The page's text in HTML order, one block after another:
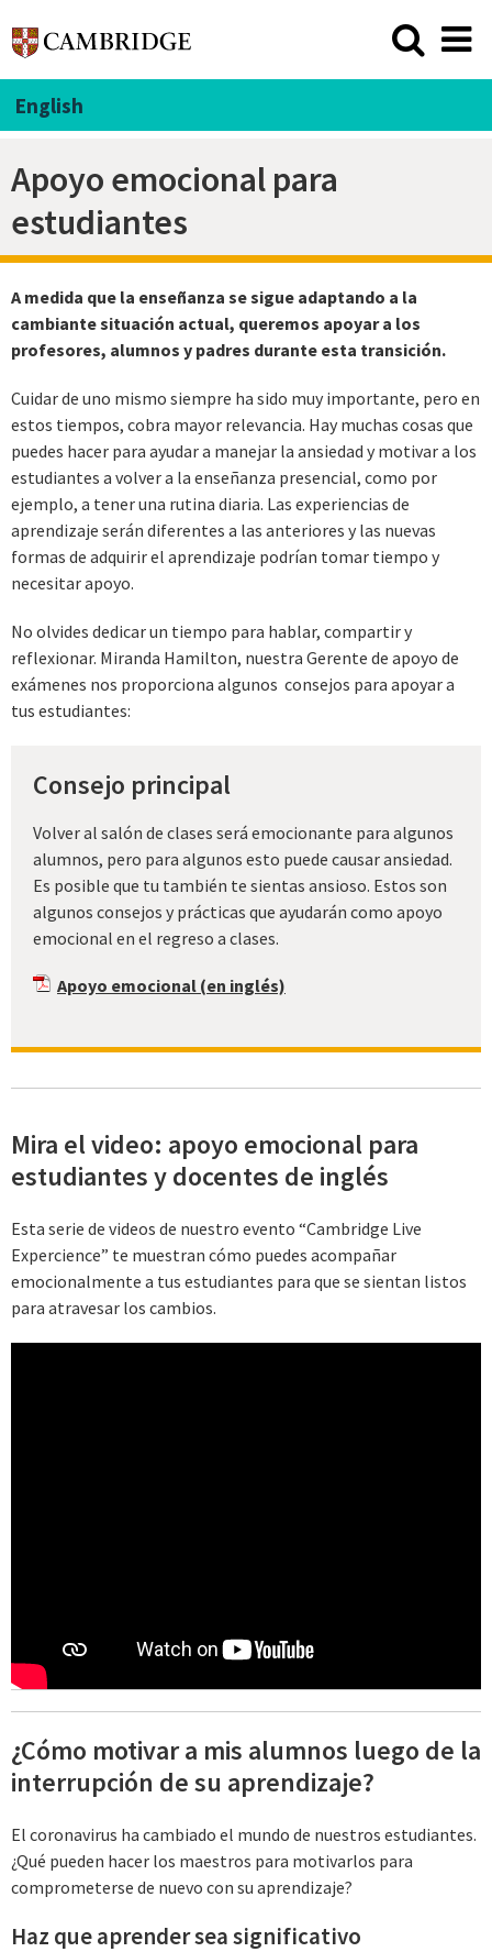
English
Apoyo emocional para
estudiantes
A medida que la enseñanza se sigue adaptando a la
cambiante situación actual, queremos apoyar a los
profesores, alumnos y padres durante esta transición.
Cuidar de uno mismo siempre ha sido muy importante, pero en
estos tiempos, cobra mayor relevancia. Hay muchas cosas que
puedes hacer para ayudar a manejar la ansiedad y motivar a los
estudiantes a volver a la enseñanza presencial, como por
ejemplo, a tener una rutina diaria. Las experiencias de
aprendizaje serán diferentes a las anteriores y las nuevas
formas de adquirir el aprendizaje podrían tomar tiempo y
necesitar apoyo.
No olvides dedicar un tiempo para hablar, compartir y
reflexionar. Miranda Hamilton, nuestra Gerente de apoyo de
exámenes nos proporciona algunos consejos para apoyar a
tus estudiantes:
Consejo principal
Volver al salón de clases será emocionante para algunos
alumnos, pero para algunos esto puede causar ansiedad.
Es posible que tu también te sientas ansioso. Estos son
algunos consejos y prácticas que ayudarán como apoyo
emocional en el regreso a clases.
Apoyo emocional (en inglés)
Mira el video: apoyo emocional para
estudiantes y docentes de inglés
Esta serie de videos de nuestro evento “Cambridge Live
Expercience” te muestran cómo puedes acompañar
emocionalmente a tus estudiantes para que se sientan listos
para atravesar los cambios.
¿Cómo motivar a mis alumnos luego de la
interrupción de su aprendizaje?
El coronavirus ha cambiado el mundo de nuestros estudiantes.
¿Qué pueden hacer los maestros para motivarlos para
comprometerse de nuevo con su aprendizaje?
Haz que aprender sea significativo